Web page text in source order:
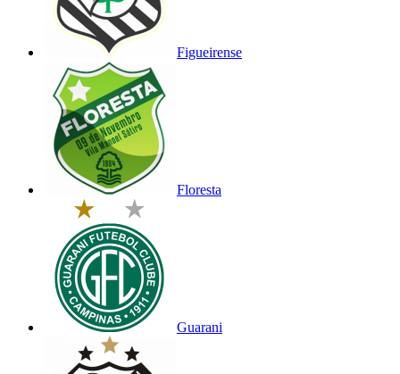
Figueirense
Floresta
Guarani